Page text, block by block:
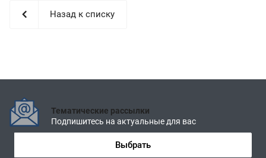
Назад к списку
Тематические рассылки
Подпишитесь на актуальные для вас
Выбрать